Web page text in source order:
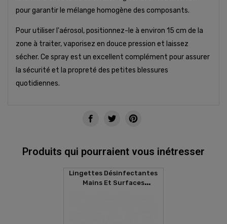
pour garantir le mélange homogène des composants.
Pour utiliser l'aérosol, positionnez-le à environ 15 cm de la
zone à traiter, vaporisez en douce pression et laissez
sécher. Ce spray est un excellent complément pour assurer
la sécurité et la propreté des petites blessures
quotidiennes.
Produits qui pourraient vous inétresser
Lingettes Désinfectantes
Mains Et Surfaces